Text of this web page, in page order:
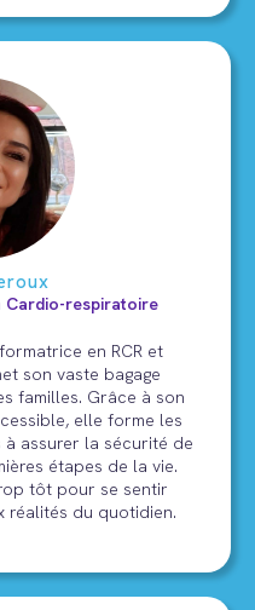
Cardio-respiratoire
en RCR et
son vaste bagage
familles. Grâce à son
elle forme les
assurer la sécurité de
étapes de la vie.
tôt pour se sentir
réalités du quotidien.